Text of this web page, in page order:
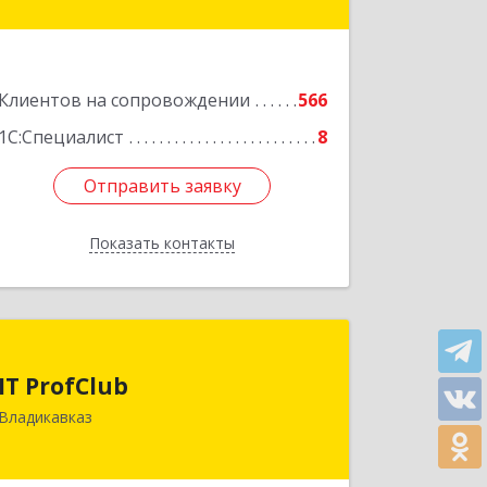
Клиентов на сопровождении
566
1С:Специалист
8
Отправить заявку
Показать контакты
Подробнее
Отправить заявку
Назад
IT ProfClub
Владикавказ
Респ, Владикавказ г, Международная